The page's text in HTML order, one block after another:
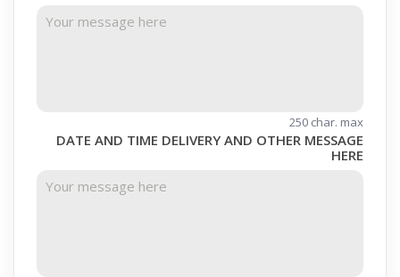
250 char. max
DATE AND TIME DELIVERY AND OTHER MESSAGE
HERE